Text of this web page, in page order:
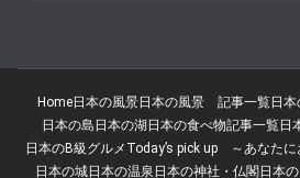
Home日本の風景日本の風景 記事一覧日
日本の島 日本の湖 日本の食べ物記事一覧日
日本のB級グルメ Today’s pick up ～あなたに
日本の城日本の温泉 日本の神社・仏閣 日本